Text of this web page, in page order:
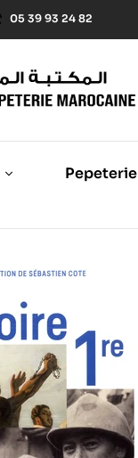
05 39 93 24 82
Pepeterie